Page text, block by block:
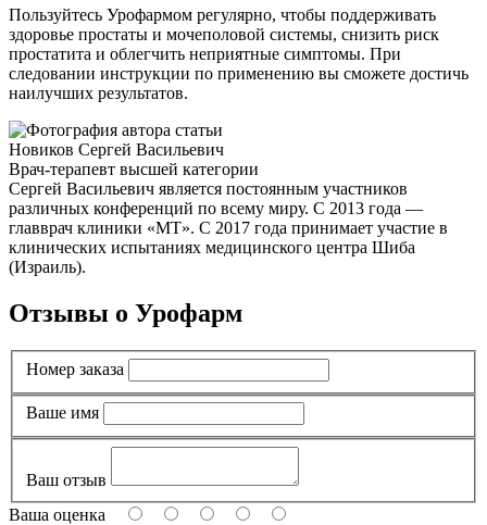
Пользуйтесь Урофармом регулярно, чтобы поддерживать
здоровье простаты и мочеполовой системы, снизить риск
простатита и облегчить неприятные симптомы. При
следовании инструкции по применению вы сможете достичь
наилучших результатов.
Новиков Сергей Васильевич
Врач-терапевт высшей категории
Сергей Васильевич является постоянным участников
различных конференций по всему миру. С 2013 года —
главврач клиники «МТ». С 2017 года принимает участие в
клинических испытаниях медицинского центра Шиба
(Израиль).
Отзывы о Урофарм
Номер заказа
Ваше имя
Ваш отзыв
Ваша оценка